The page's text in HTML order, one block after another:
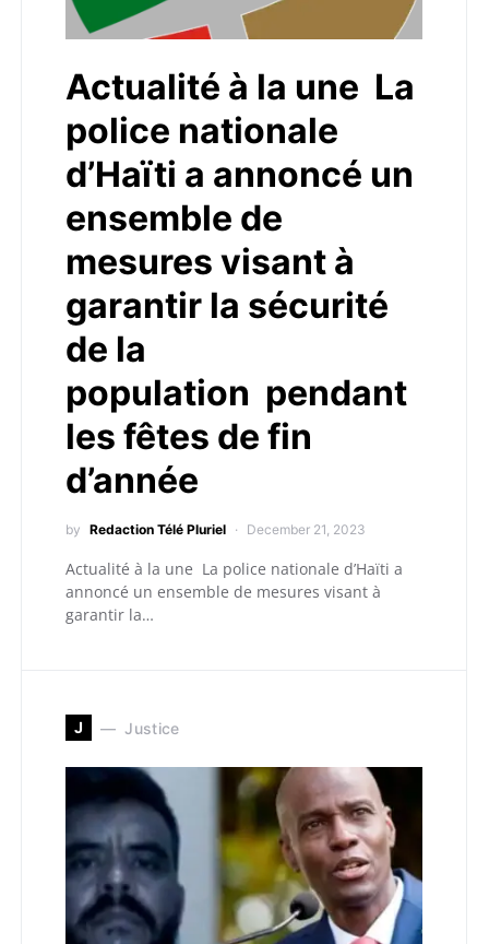
Actualité à la une La
police nationale
d’Haïti a annoncé un
ensemble de
mesures visant à
garantir la sécurité
de la
population pendant
les fêtes de fin
d’année
by Redaction Télé Pluriel December 21, 2023
Actualité à la une La police nationale d’Haïti a
annoncé un ensemble de mesures visant à
garantir la…
J Justice